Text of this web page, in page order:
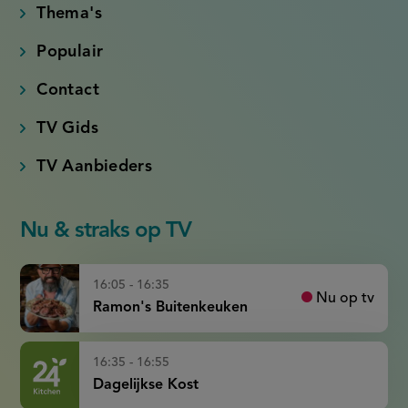
Thema's
Populair
Contact
TV Gids
TV Aanbieders
Nu & straks op TV
16:05 - 16:35
Ramon's Buitenkeuken
Nu op tv
16:35 - 16:55
Dagelijkse Kost